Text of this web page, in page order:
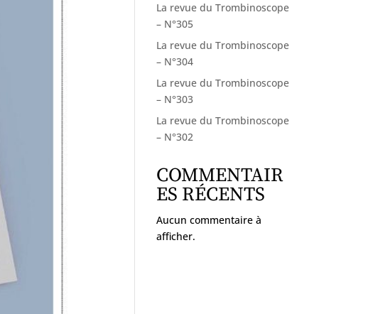
La revue du Trombinoscope
– N°305
La revue du Trombinoscope
– N°304
La revue du Trombinoscope
– N°303
La revue du Trombinoscope
– N°302
COMMENTAIR
ES RÉCENTS
Aucun commentaire à
afficher.